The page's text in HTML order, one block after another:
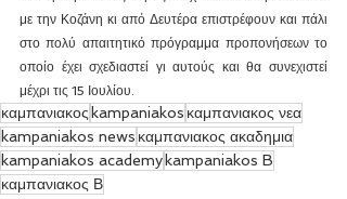
με την Κοζάνη κι από Δευτέρα επιστρέφουν και πάλι
στο πολύ απαιτητικό πρόγραμμα προπονήσεων το
οποίο έχει σχεδιαστεί γι αυτούς και θα συνεχιστεί
μέχρι τις 15 Ιουλίου.
καμπανιακος kampaniakos καμπανιακος νεα
kampaniakos news καμπανιακος ακαδημια
kampaniakos academy kampaniakos B
καμπανιακος Β